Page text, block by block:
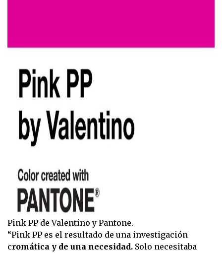
Pink PP de Valentino y Pantone.
“Pink PP es el resultado de una investigación
cromática y de una necesidad. Solo necesitaba